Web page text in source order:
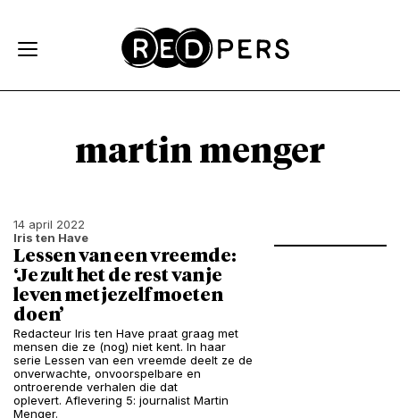
martin menger
14 april 2022
Iris ten Have
Lessen van een vreemde:
‘Je zult het de rest van je
leven met jezelf moeten
doen’
Redacteur Iris ten Have praat graag met
mensen die ze (nog) niet kent. In haar
serie Lessen van een vreemde deelt ze de
onverwachte, onvoorspelbare en
ontroerende verhalen die dat
oplevert. Aflevering 5: journalist Martin
Menger.